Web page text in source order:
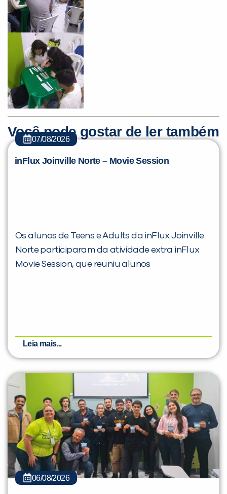
Você pode gostar de ler também
07/08/2026
inFlux Joinville Norte – Movie Session
Os alunos de Teens e Adults da inFlux Joinville
Norte participaram da atividade extra inFlux
Movie Session, que reuniu alunos
Leia mais...
06/08/2026